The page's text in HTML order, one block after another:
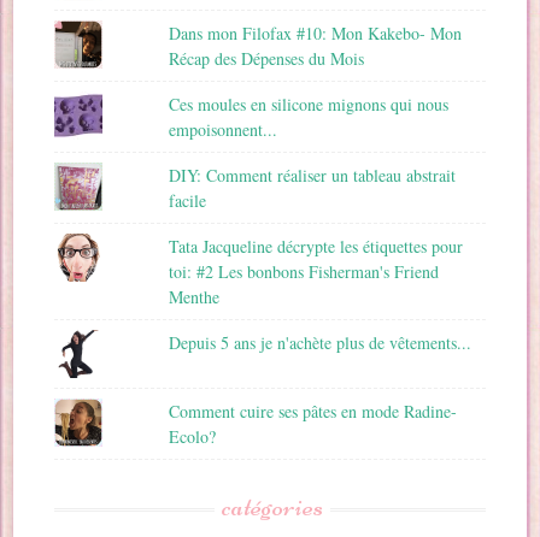
Dans mon Filofax #10: Mon Kakebo- Mon
Récap des Dépenses du Mois
Ces moules en silicone mignons qui nous
empoisonnent...
DIY: Comment réaliser un tableau abstrait
facile
Tata Jacqueline décrypte les étiquettes pour
toi: #2 Les bonbons Fisherman's Friend
Menthe
Depuis 5 ans je n'achète plus de vêtements...
Comment cuire ses pâtes en mode Radine-
Ecolo?
catégories